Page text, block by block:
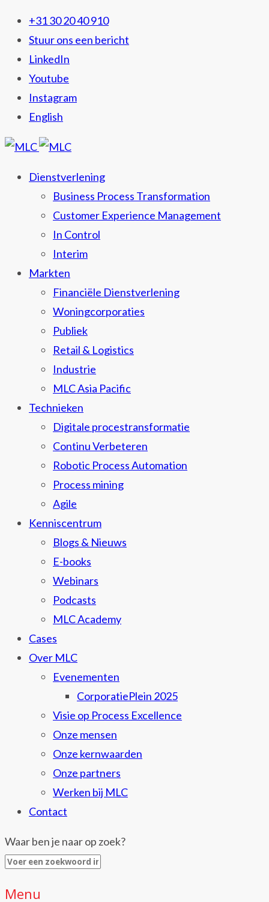
+31 30 20 40 910
Stuur ons een bericht
LinkedIn
Youtube
Instagram
English
Dienstverlening
Business Process Transformation
Customer Experience Management
In Control
Interim
Markten
Financiële Dienstverlening
Woningcorporaties
Publiek
Retail & Logistics
Industrie
MLC Asia Pacific
Technieken
Digitale procestransformatie
Continu Verbeteren
Robotic Process Automation
Process mining
Agile
Kenniscentrum
Blogs & Nieuws
E-books
Webinars
Podcasts
MLC Academy
Cases
Over MLC
Evenementen
CorporatiePlein 2025
Visie op Process Excellence
Onze mensen
Onze kernwaarden
Onze partners
Werken bij MLC
Contact
Waar ben je naar op zoek?
Menu